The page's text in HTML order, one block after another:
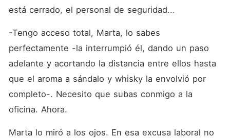
está cerrado, el personal de seguridad...
-Tengo acceso total, Marta, lo sabes
perfectamente -la interrumpió él, dando un paso
adelante y acortando la distancia entre ellos hasta
que el aroma a sándalo y whisky la envolvió por
completo-. Necesito que subas conmigo a la
oficina. Ahora.
Marta lo miró a los ojos. En esa excusa laboral no